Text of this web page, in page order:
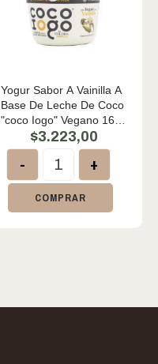
Yogur Sabor A Vainilla A
Base De Leche De Coco
"coco Iogo" Vegano 160
$3.223,00
- +
COMPRAR